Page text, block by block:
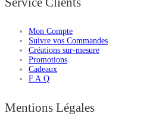
Mon Compte
Suivre vos Commandes
Créations sur-mesure
Promotions
Cadeaux
F.A.Q
Mentions Légales